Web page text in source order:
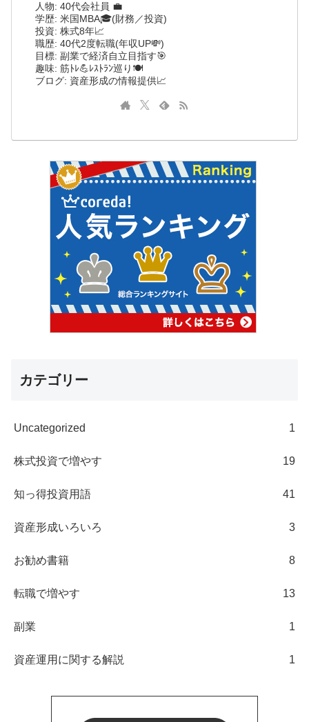
人物: 40代会社員 💼
学歴: 米国MBA🎓(財務／投資)
投資: 株式8年📈
職歴: 40代2度転職(年収UP💸)
目標: 副業で経済自立目指す🎯
趣味: 筋ﾄﾚ💪ﾚｽﾄﾗﾝ巡り🍽️
ブログ: 資産形成の情報提供📈
カテゴリー
Uncategorized 1
株式投資で増やす 19
知っ得投資用語 41
資産形成いろいろ 3
お勧め書籍 8
転職で増やす 13
副業 1
資産運用に関する解説 1